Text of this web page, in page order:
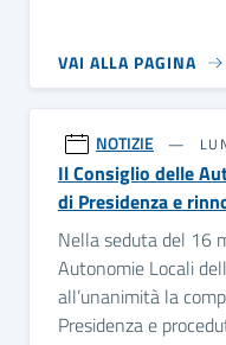
VAI ALLA PAGINA
NOTIZIE
Il Consiglio delle
di Presidenza e
Nella seduta del 16
Autonomie Locali
all’unanimità la
Presidenza e